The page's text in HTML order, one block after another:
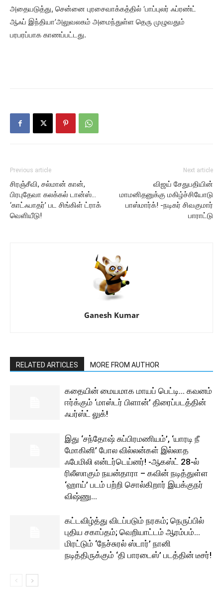
அதையடுத்து, சென்னை புரசைவாக்கத்தில் ‘பாப்புலர் ஃப்ரண்ட்
ஆஃப் இந்தியா’அலுவலகம் அமைந்துள்ள தெரு முழுவதும்
பரபரப்பாக காணப்பட்டது.
Previous article
சிரஞ்சீவி, சல்மான் கான்,
பிரபுதேவா கலக்கல் டான்ஸ்…
‘காட்ஃபாதர்’ பட சிங்கிள் ட்ராக்
வெளியீடு!
Next article
விஜய் சேதுபதியின்
மாமனிதனுக்கு மகிழ்ச்சியோடு
பாஸ்மார்க்! -நடிகர் சிவகுமார்
பாராட்டு
Ganesh Kumar
RELATED ARTICLES MORE FROM AUTHOR
கதையின் மையமாக மாயப் பெட்டி… கவனம்
ஈர்க்கும் ‘மாஸ்டர் பிளான்’ திரைப்படத்தின்
ஃபர்ஸ்ட் லுக்!
இது ‘சந்தோஷ் சுப்பிரமணியம்’, ‘யாரடி நீ
மோகினி’ போல வில்லன்கள் இல்லாத
ஃபேமிலி என்டர்டெய்னர்! -ஆகஸ்ட் 28-ல்
ரிலீஸாகும் நயன்தாரா – கவின் நடித்துள்ள
‘ஹாய்’ படம் பற்றி சொல்கிறார் இயக்குநர்
விஷ்ணு...
கட்டவிழ்த்து விடப்படும் நரகம்; நெருப்பில்
புதிய சகாப்தம்; வெறியாட்டம் ஆரம்பம்…
மிரட்டும் ‘நேச்சுரல் ஸ்டார்’ நானி
நடித்திருக்கும் ‘தி பாரடைஸ்’ படத்தின் டீசர்!